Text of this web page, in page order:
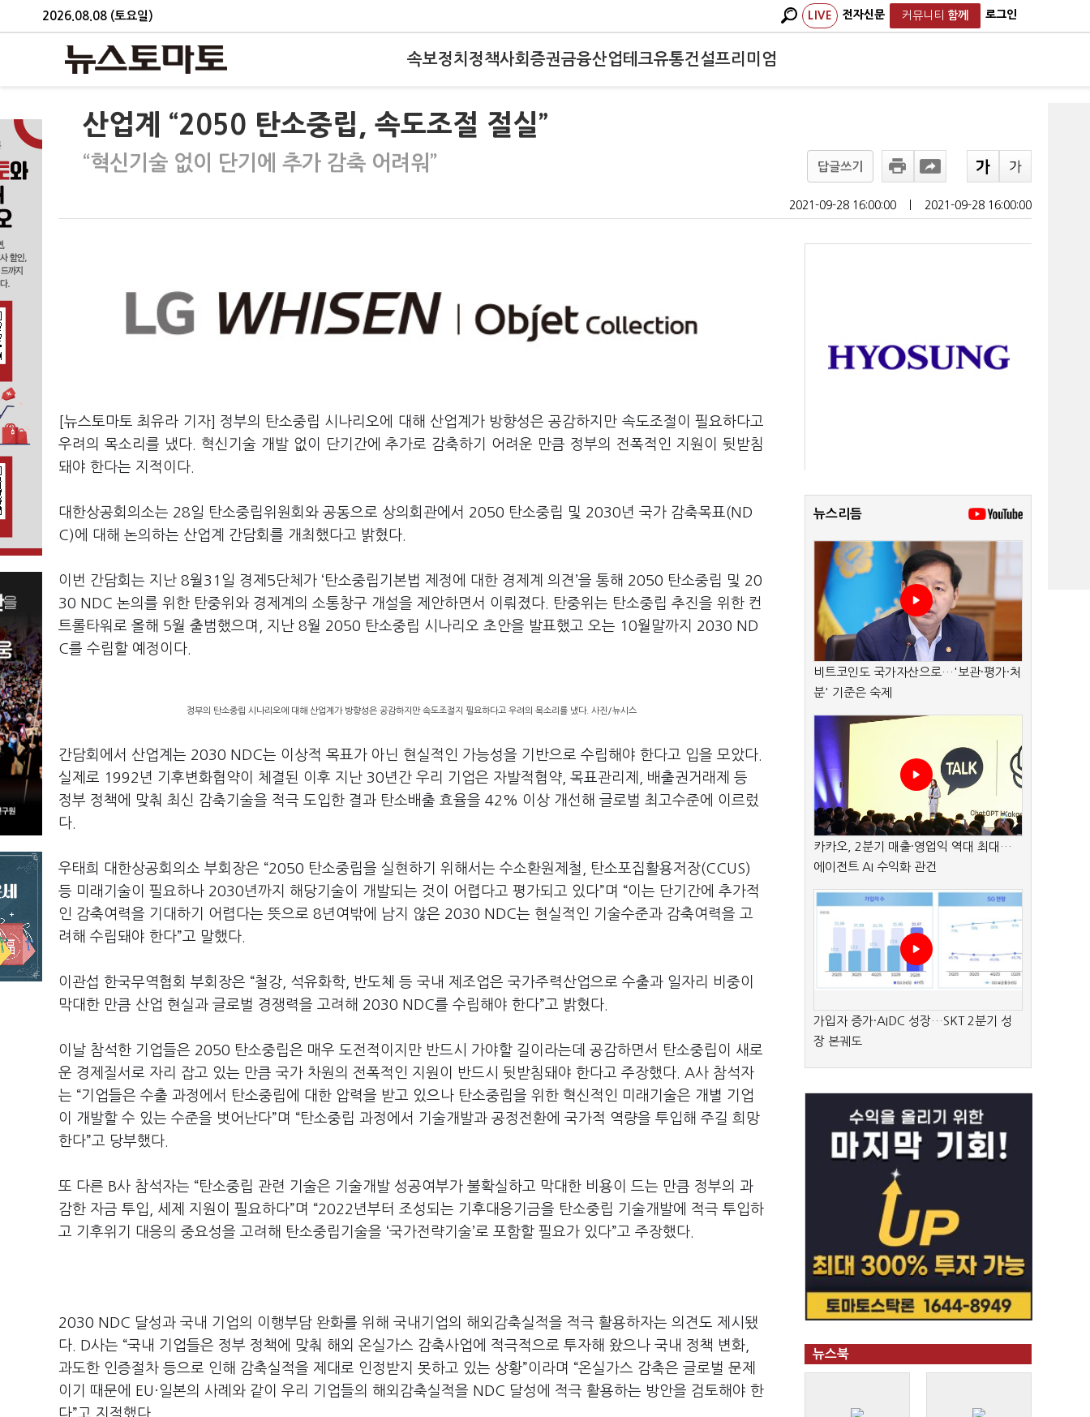
2026.08.08 (토요일) LIVE 전자신문 커뮤니티 함께 로그인
속보정치 정책사회 증권금융산업테크유통건설프리미엄
산업계 “2050 탄소중립, 속도조절 절실”
“혁신기술 없이 단기에 추가 감축 어려워” 답글쓰기
2021-09-28 16:00:00 2021-09-28 16:00:00
[뉴스토마토 최유라 기자] 정부의 탄소중립 시나리오에 대해 산업계가 방향성은 공감하지만 속도조절이 필요하다고
우려의 목소리를 냈다. 혁신기술 개발 없이 단기간에 추가로 감축하기 어려운 만큼 정부의 전폭적인 지원이 뒷받침
돼야 한다는 지적이다.
대한상공회의소는 28일 탄소중립위원회와 공동으로 상의회관에서 2050 탄소중립 및 2030년 국가 감축목표(ND
C)에 대해 논의하는 산업계 간담회를 개최했다고 밝혔다.
이번 간담회는 지난 8월31일 경제5단체가 ‘탄소중립기본법 제정에 대한 경제계 의견’을 통해 2050 탄소중립 및 20
30 NDC 논의를 위한 탄중위와 경제계의 소통창구 개설을 제안하면서 이뤄졌다. 탄중위는 탄소중립 추진을 위한 컨
트롤타워로 올해 5월 출범했으며, 지난 8월 2050 탄소중립 시나리오 초안을 발표했고 오는 10월말까지 2030 ND
C를 수립할 예정이다.
정부의 탄소중립 시나리오에 대해 산업계가 방향성은 공감하지만 속도조절지 필요하다고 우려의 목소리를 냈다. 사진/뉴시스
간담회에서 산업계는 2030 NDC는 이상적 목표가 아닌 현실적인 가능성을 기반으로 수립해야 한다고 입을 모았다.
실제로 1992년 기후변화협약이 체결된 이후 지난 30년간 우리 기업은 자발적협약, 목표관리제, 배출권거래제 등
정부 정책에 맞춰 최신 감축기술을 적극 도입한 결과 탄소배출 효율을 42% 이상 개선해 글로벌 최고수준에 이르렀
다.
우태희 대한상공회의소 부회장은 “2050 탄소중립을 실현하기 위해서는 수소환원제철, 탄소포집활용저장(CCUS)
등 미래기술이 필요하나 2030년까지 해당기술이 개발되는 것이 어렵다고 평가되고 있다”며 “이는 단기간에 추가적
인 감축여력을 기대하기 어렵다는 뜻으로 8년여밖에 남지 않은 2030 NDC는 현실적인 기술수준과 감축여력을 고
려해 수립돼야 한다”고 말했다.
이관섭 한국무역협회 부회장은 “철강, 석유화학, 반도체 등 국내 제조업은 국가주력산업으로 수출과 일자리 비중이
막대한 만큼 산업 현실과 글로벌 경쟁력을 고려해 2030 NDC를 수립해야 한다”고 밝혔다.
이날 참석한 기업들은 2050 탄소중립은 매우 도전적이지만 반드시 가야할 길이라는데 공감하면서 탄소중립이 새로
운 경제질서로 자리 잡고 있는 만큼 국가 차원의 전폭적인 지원이 반드시 뒷받침돼야 한다고 주장했다. A사 참석자
는 “기업들은 수출 과정에서 탄소중립에 대한 압력을 받고 있으나 탄소중립을 위한 혁신적인 미래기술은 개별 기업
이 개발할 수 있는 수준을 벗어난다”며 “탄소중립 과정에서 기술개발과 공정전환에 국가적 역량을 투입해 주길 희망
한다”고 당부했다.
또 다른 B사 참석자는 “탄소중립 관련 기술은 기술개발 성공여부가 불확실하고 막대한 비용이 드는 만큼 정부의 과
감한 자금 투입, 세제 지원이 필요하다”며 “2022년부터 조성되는 기후대응기금을 탄소중립 기술개발에 적극 투입하
고 기후위기 대응의 중요성을 고려해 탄소중립기술을 ‘국가전략기술’로 포함할 필요가 있다”고 주장했다.
2030 NDC 달성과 국내 기업의 이행부담 완화를 위해 국내기업의 해외감축실적을 적극 활용하자는 의견도 제시됐
다. D사는 “국내 기업들은 정부 정책에 맞춰 해외 온실가스 감축사업에 적극적으로 투자해 왔으나 국내 정책 변화,
과도한 인증절차 등으로 인해 감축실적을 제대로 인정받지 못하고 있는 상황”이라며 “온실가스 감축은 글로벌 문제
이기 때문에 EU·일본의 사례와 같이 우리 기업들의 해외감축실적을 NDC 달성에 적극 활용하는 방안을 검토해야 한
뉴스리듬
비트코인도 국가자산으로…'보관·평가·처
분' 기준은 숙제
카카오, 2분기 매출·영업익 역대 최대…
에이전트 AI 수익화 관건
가입자 증가·AIDC 성장…SKT 2분기 성
장 본궤도
뉴스북